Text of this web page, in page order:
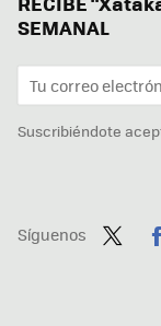
SEMANAL
Suscribiéndote
Síguenos